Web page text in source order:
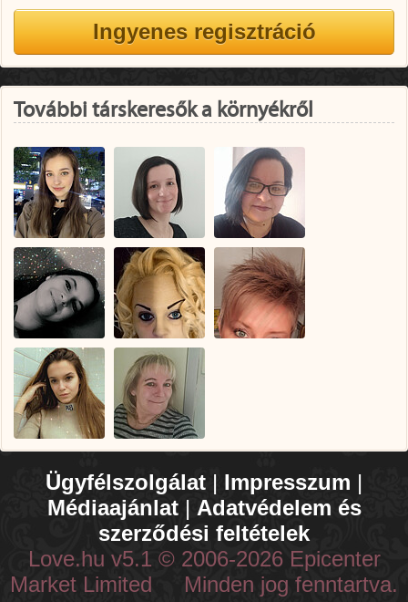
További társkeresők a környékről
Ügyfélszolgálat | Impresszum |
Médiaajánlat| Adatvédelem és
szerződési feltételek
Love.hu v5.1 © 2006-2026 Epicenter
Market Limited Minden jog fenntartva.